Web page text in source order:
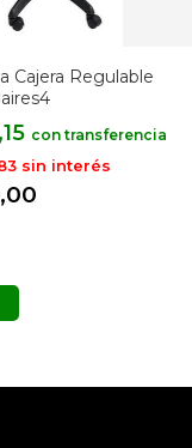
Cajera Regulable
con
sin interés